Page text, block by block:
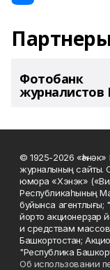
Фотобанк
журналистов
© 1925-2026
журналының сайты.
юмора «Хэнэк»
Республикаһының
буйынса агентлығы;
йорто акционерҙар
и средствам
Башкортостан;
"Республика
Об использовании